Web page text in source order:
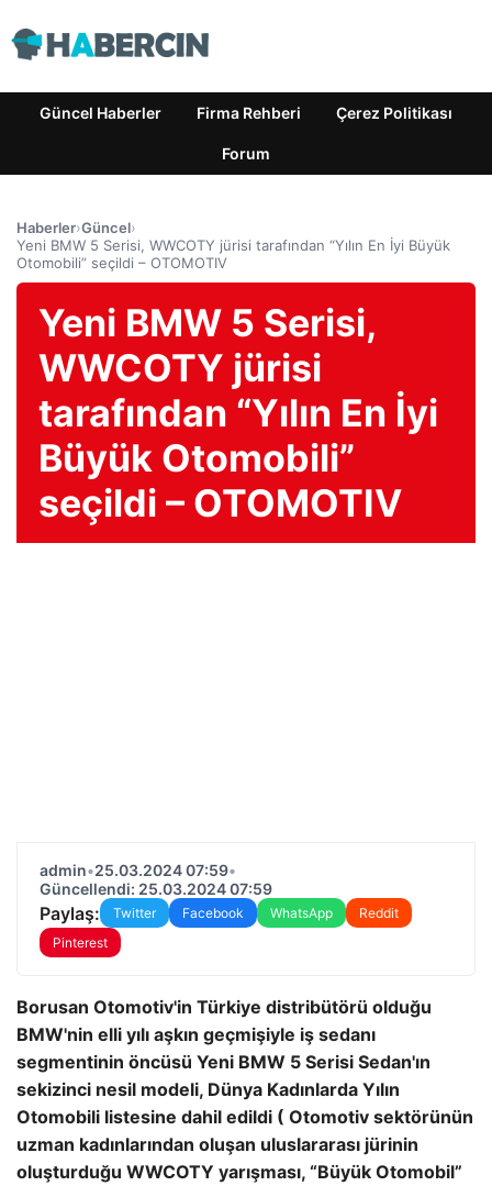
Güncel Haberler Firma Rehberi Çerez Politikası
Forum
Haberler›Güncel›
Yeni BMW 5 Serisi, WWCOTY jürisi tarafından “Yılın En İyi Büyük
Otomobili” seçildi – OTOMOTIV
Yeni BMW 5 Serisi,
WWCOTY jürisi
tarafından “Yılın En İyi
Büyük Otomobili”
seçildi – OTOMOTIV
admin•25.03.2024 07:59•
Güncellendi: 25.03.2024 07:59
Paylaş: Twitter Facebook WhatsApp
Reddit
Pinterest
Borusan Otomotiv'in Türkiye distribütörü olduğu
BMW'nin elli yılı aşkın geçmişiyle iş sedanı
segmentinin öncüsü Yeni BMW 5 Serisi Sedan'ın
sekizinci nesil modeli, Dünya Kadınlarda Yılın
Otomobili listesine dahil edildi ( Otomotiv sektörünün
uzman kadınlarından oluşan uluslararası jürinin
oluşturduğu WWCOTY yarışması, “Büyük Otomobil”